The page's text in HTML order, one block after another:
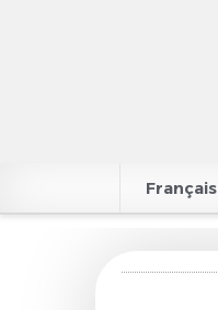
Français